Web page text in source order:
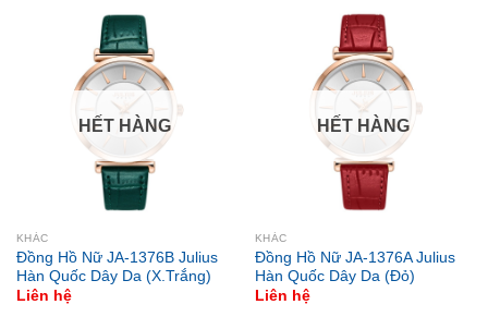
HẾT HÀNG
KHÁC
Đồng Hồ Nữ JA-1376B Julius
Hàn Quốc Dây Da (X.Trắng)
Liên hệ
HẾT HÀNG
KHÁC
Đồng Hồ Nữ JA-1376A Julius
Hàn Quốc Dây Da (Đỏ)
Liên hệ